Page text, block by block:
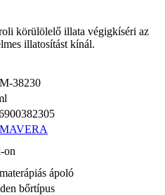
körülölelő illata végigkíséri az
illatosítást kínál.
38230
on
ápoló
bőrtípus